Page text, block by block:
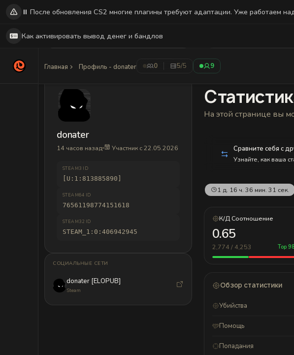
Главная Профиль - donater 0 5/5 9
donater
14 часов назад Участник с 22.05.2026
STEAM3 ID
[U:1:813885890]
STEAM64 ID
76561198774151618
STEAM32 ID
STEAM_1:0:406942945
СОЦИАЛЬНЫЕ СЕТИ
donater [ELOPUB]
Steam
На этой странице вы
Сравните себя с
Узнайте, как ваша
1 д. 16 ч. 36 мин. 31 сек.
К/Д Соотношение
0.65
2,774 / 4,253 Top
Обзор статистики
Убийства
Помощь
Попадания
⏸️ После обновления CS2 многие плагины требуют адаптации. Уже работаем
Как активировать вывод денег и бандлов